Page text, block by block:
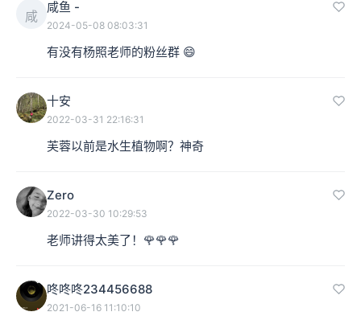
咸
咸鱼 -
2024-05-08 08:03:31
有没有杨照老师的粉丝群 😄
十安
2022-03-31 22:16:31
芙蓉以前是水生植物啊？神奇
Zero
2022-03-30 10:29:53
老师讲得太美了！🌹🌹🌹
咚咚咚234456688
2021-06-16 11:10:10